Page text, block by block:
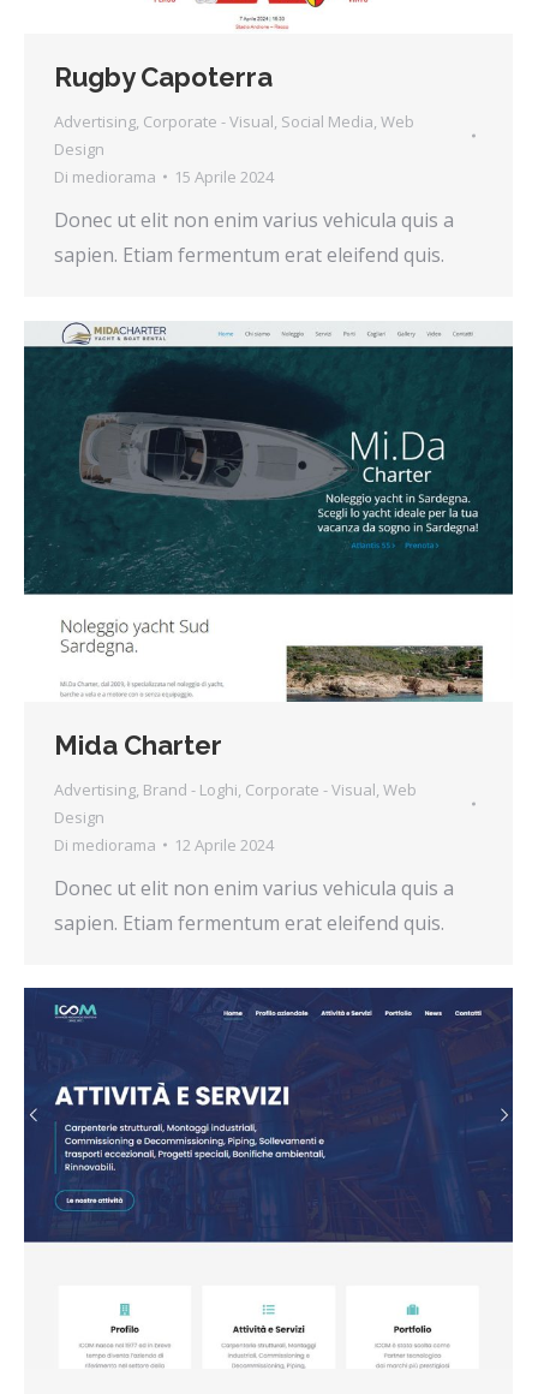
Rugby Capoterra
Advertising, Corporate - Visual, Social Media, Web
Design
Di mediorama 15 Aprile 2024
Donec ut elit non enim varius vehicula quis a
sapien. Etiam fermentum erat eleifend quis.
Mida Charter
Advertising, Brand - Loghi, Corporate - Visual, Web
Design
Di mediorama 12 Aprile 2024
Donec ut elit non enim varius vehicula quis a
sapien. Etiam fermentum erat eleifend quis.